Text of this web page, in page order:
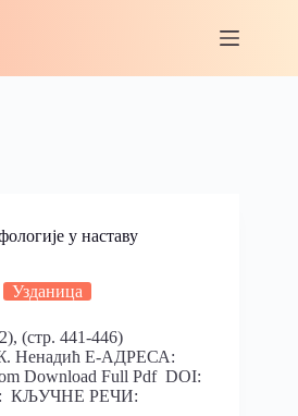
у наставу
Узданица
(стр. 441-446)
Ненадић Е-АДРЕСА:
Download Full Pdf DOI:
КЉУЧНЕ РЕЧИ: